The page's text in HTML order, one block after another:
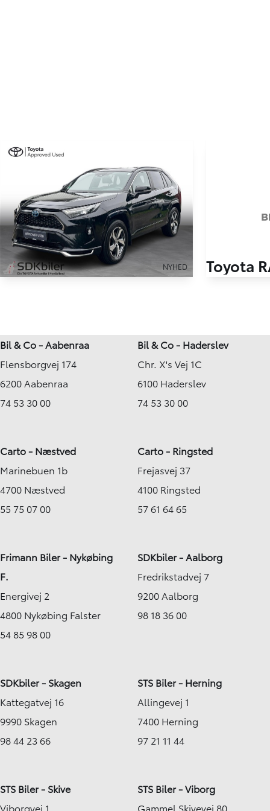
NYHED
2022
Plug-in hybrid (Benzin / El)
KONTANT 319.900KR.
Toyota
Skive
Bil & Co - Aabenraa
Flensborgvej 174
6200 Aabenraa
74 53 30 00
Bil & Co - Haderslev
Chr. X's Vej 1C
6100 Haderslev
74 53 30 00
Carto - Næstved
Marinebuen 1b
4700 Næstved
55 75 07 00
Carto - Ringsted
Frejasvej 37
4100 Ringsted
57 61 64 65
Frimann Biler - Nykøbing
F.
Energivej 2
4800 Nykøbing Falster
54 85 98 00
SDKbiler - Aalborg
Fredrikstadvej 7
9200 Aalborg
98 18 36 00
SDKbiler - Skagen
Kattegatvej 16
9990 Skagen
98 44 23 66
STS Biler - Herning
Allingevej 1
7400 Herning
97 21 11 44
STS Biler - Skive
Viborgvej 1
STS Biler - Viborg
Gammel Skivevej 80